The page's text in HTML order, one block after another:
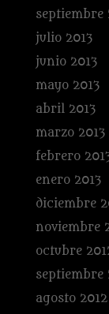
septiembre
julio 2013
junio 2013
mayo 2013
abril 2013
marzo 2013
febrero
enero 2013
diciembre
noviembre
octubre
septiembre
agosto 2012